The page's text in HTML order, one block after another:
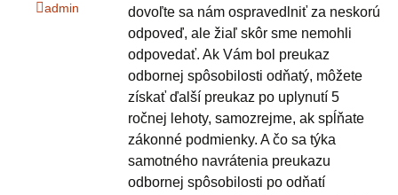
admin
dovoľte sa nám ospravedlniť za neskorú
odpoveď, ale žiaľ skôr sme nemohli
odpovedať. Ak Vám bol preukaz
odbornej spôsobilosti odňatý, môžete
získať ďalší preukaz po uplynutí 5
ročnej lehoty, samozrejme, ak spĺňate
zákonné podmienky. A čo sa týka
samotného navrátenia preukazu
odbornej spôsobilosti po odňatí